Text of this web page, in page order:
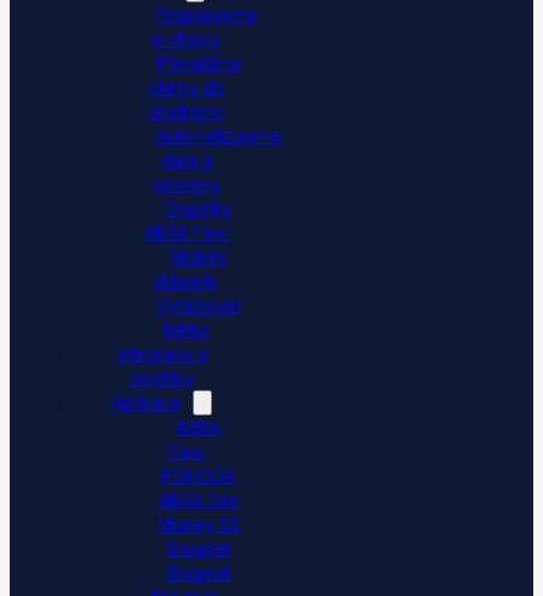
Propojujeme
e-shopy
Přenášíme
platby do
účetnictví
Automatizujeme
data a
procesy
Doplňky
ABRA Flexi
Mobilní
skladník
Vytěžování
faktur
Integrace a
doplňky
Aplikace
ABRA
Flexi
POHODA
ABRA Gen
Money S3
Shoptet
Shoptet